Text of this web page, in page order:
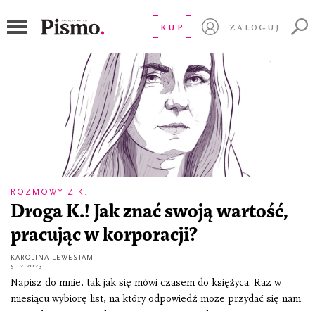
KUP ZALOGUJ
przebranżowienie
ROZMOWY Z K.
Droga K.! Jak znać swoją wartość,
pracując w korporacji?
KAROLINA LEWESTAM
5.12.2023
Napisz do mnie, tak jak się mówi czasem do księżyca. Raz w
miesiącu wybiorę list, na który odpowiedź może przydać się nam